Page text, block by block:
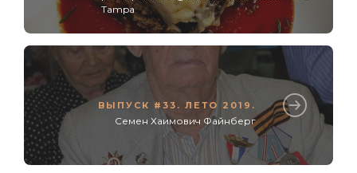
Tampa
ВЫПУСК #33. ЛЕТО 2019.
Семен Хаимович Файнберг